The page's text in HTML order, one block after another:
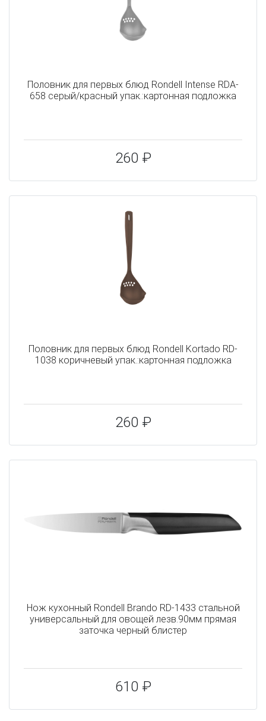
Половник для первых блюд Rondell Intense RDA-
658 серый/красный упак.:картонная подложка
260 ₽
Половник для первых блюд Rondell Kortado RD-
1038 коричневый упак.:картонная подложка
260 ₽
Нож кухонный Rondell Brando RD-1433 стальной
универсальный для овощей лезв.90мм прямая
заточка черный блистер
610 ₽